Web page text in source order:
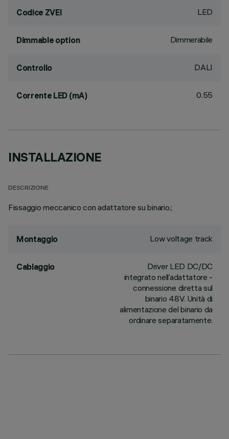
Codice ZVEI LED
Dimmable option Dimmerabile
Controllo DALI
Corrente LED (mA) 0.55
INSTALLAZIONE
DESCRIZIONE
Fissaggio meccanico con adattatore su binario.;
Montaggio Low voltage track
Cablaggio
Driver LED DC/DC
integrato nell’adattatore -
connessione diretta sul
binario 48V. Unità di
alimentazione del binario da
ordinare separatamente.